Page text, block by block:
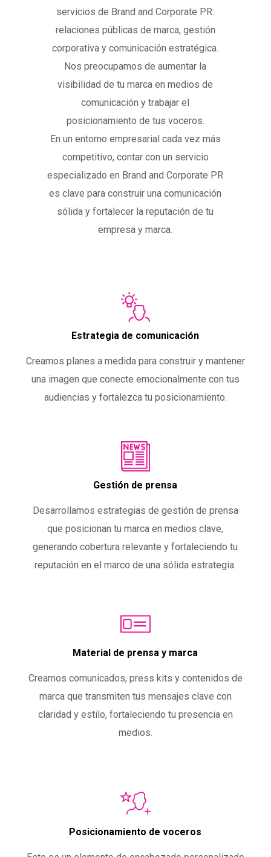
servicios de Brand and Corporate PR:
relaciones públicas de marca, gestión
corporativa y comunicación estratégica.
Nos preocupamos de aumentar la
visibilidad de tu marca en medios de
comunicación y trabajar el
posicionamiento de tus voceros.
En un entorno empresarial cada vez más
competitivo, contar con un servicio
especializado en Brand and Corporate PR
es clave para construir una comunicación
sólida y fortalecer la reputación de tu
empresa y marca.
Estrategia de comunicación
Creamos planes a medida para construir y mantener
una imagen que conecte emocionalmente con tus
audiencias y fortalezca tu posicionamiento.
Gestión de prensa
Desarrollamos estrategias de gestión de prensa
que posicionan tu marca en medios clave,
generando cobertura relevante y fortaleciendo tu
reputación en el marco de una sólida estrategia.
Material de prensa y marca
Creamos comunicados, press kits y contenidos de
marca que transmiten tus mensajes clave con
claridad y estilo, fortaleciendo tu presencia en
medios.
Posicionamiento de voceros